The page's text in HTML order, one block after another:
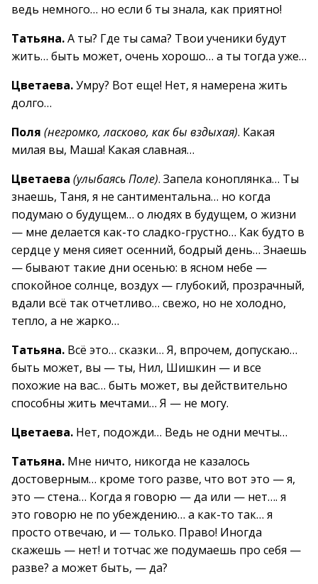
ведь немного… но если б ты знала, как приятно!
Татьяна.А ты? Где ты сама? Твои ученики будут
жить… быть может, очень хорошо… а ты тогда уже…
Цветаева.Умру? Вот еще! Нет, я намерена жить
долго…
Поля (негромко, ласково, как бы вздыхая). Какая
милая вы, Маша! Какая славная…
Цветаева (улыбаясь Поле). Запела коноплянка… Ты
знаешь, Таня, я не сантиментальна… но когда
подумаю о будущем… о людях в будущем, о жизни
— мне делается как-то сладко-грустно… Как будто в
сердце у меня сияет осенний, бодрый день… Знаешь
— бывают такие дни осенью: в ясном небе —
спокойное солнце, воздух — глубокий, прозрачный,
вдали всё так отчетливо… свежо, но не холодно,
тепло, а не жарко…
Татьяна. Всё это… сказки… Я, впрочем, допускаю…
быть может, вы — ты, Нил, Шишкин — и все
похожие на вас… быть может, вы действительно
способны жить мечтами… Я — не могу.
Цветаева. Нет, подожди… Ведь не одни мечты…
Татьяна. Мне ничто, никогда не казалось
достоверным… кроме того разве, что вот это — я,
это — стена… Когда я говорю — да или — нет…. я
это говорю не по убеждению… а как-то так… я
просто отвечаю, и — только. Право! Иногда
скажешь — нет! и тотчас же подумаешь про себя —
разве? а может быть, — да?